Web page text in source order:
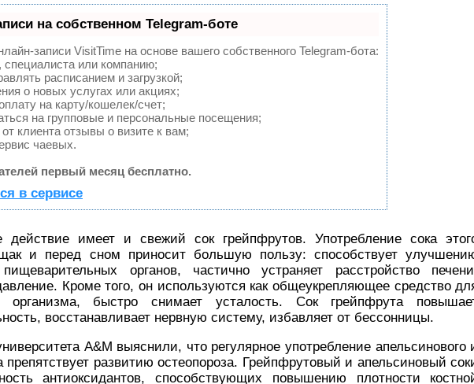
на собственном Telegram-боте
записи VisitTime на основе вашего собственного Telegram-бота:
или компанию;
расписанием и загрузкой;
о новых услугах или акциях;
на карту/кошелек/счет;
на групповые и персональные посещения;
клиента отзывы о визите к вам;
чаевых.
первый месяц бесплатно.
в сервисе
действие имеет и свежий сок грейпфрутов. Употребление сока
и перед сном приносит большую пользу: способствует
органов, частично устраняет расстройство
Кроме того, он используются как общеукрепляющее средство
организма, быстро снимает усталость. Сок грейпфрута
восстанавливает нервную систему, избавляет от бессонницы.
A&M выяснили, что регулярное употребление апельсинового
препятствует развитию остеопороза. Грейпфрутовый и апельсиновый
антиоксидантов, способствующих повышению плотности